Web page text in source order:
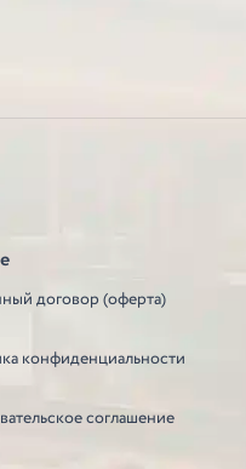
договор (оферта)
конфиденциальности
соглашение